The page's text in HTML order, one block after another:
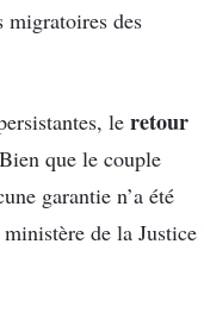
migratoires des
le retour
que le couple
garantie n’a été
ministère de la Justice